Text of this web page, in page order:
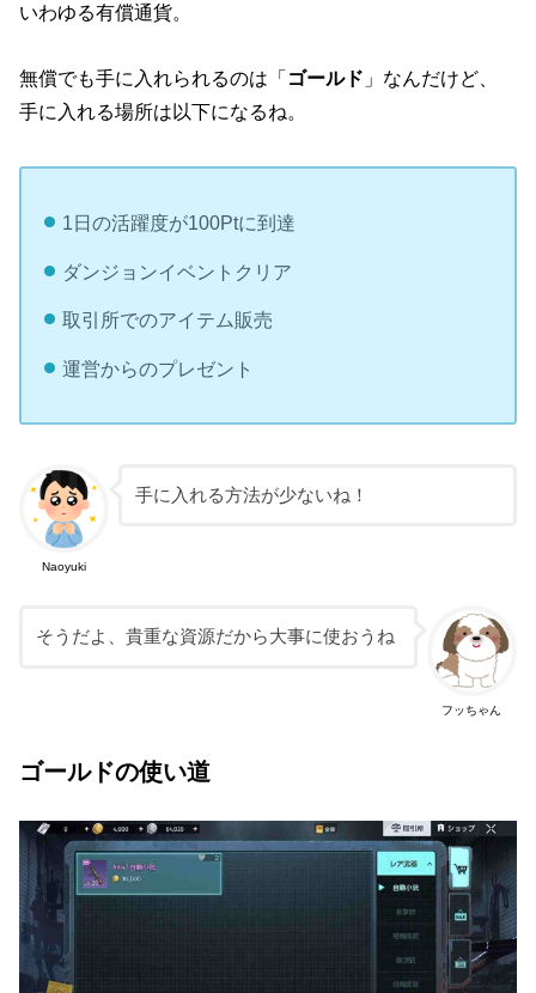
いわゆる有償通貨。
無償でも手に入れられるのは「ゴールド 」なんだけど、
手に入れる場所は以下になるね。
1日の活躍度が100Ptに到達
ダンジョンイベントクリア
取引所でのアイテム販売
運営からのプレゼント
Naoyuki
手に入れる方法が少ないね！
フッちゃん
そうだよ、貴重な資源だから大事に使おうね
ゴールドの使い道